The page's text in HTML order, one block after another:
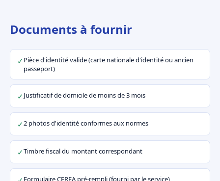
Documents à fournir
✓ Pièce d'identité valide (carte nationale d'identité ou ancien
passeport)
✓Justificatif de domicile de moins de 3 mois
✓2 photos d'identité conformes aux normes
✓Timbre fiscal du montant correspondant
Formulaire CERFA pré-rempli (fourni par le service)